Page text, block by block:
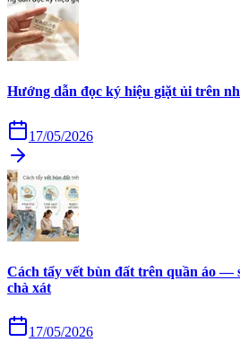
Hướng dẫn đọc ký hiệu giặt ủi trên
17/05/2026
Cách tẩy vết bùn đất trên quần áo —
chà xát
17/05/2026